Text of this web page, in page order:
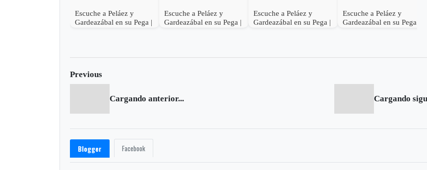
Escuche a Peláez y
Gardeazábal en su Pega |
Escuche a Peláez y
Gardeazábal en su Pega |
Escuche a Peláez y
Gardeazábal en su Pega |
Escuche a Peláez y
Gardeazábal en su Pega |
Previous
Cargando anterior... Cargando
Blogger Facebook